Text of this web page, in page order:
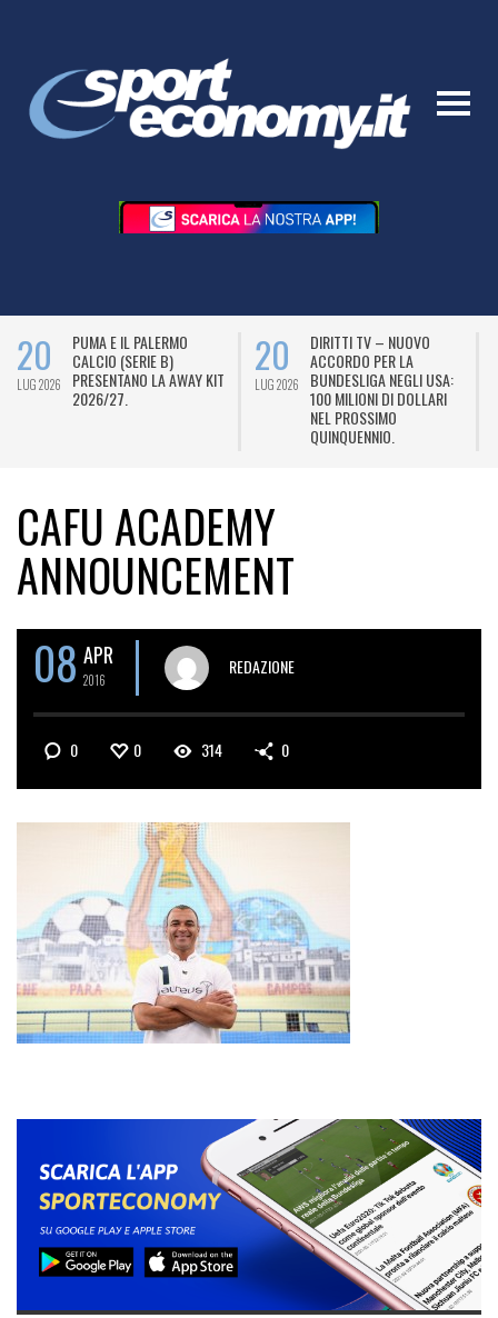
20
LUG 2026
PUMA E IL PALERMO
CALCIO (SERIE B)
PRESENTANO LA AWAY KIT
2026/27.
20
LUG 2026
DIRITTI TV – NUOVO
ACCORDO PER LA
BUNDESLIGA NEGLI USA:
100 MILIONI DI DOLLARI
NEL PROSSIMO
QUINQUENNIO.
CAFU ACADEMY
ANNOUNCEMENT
08 APR
2016
REDAZIONE
0 0 314 0